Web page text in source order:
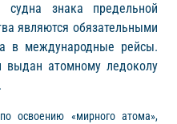
знака предельной
являются обязательными
в международные рейсы.
атомному ледоколу
освоению «мирного атома»,